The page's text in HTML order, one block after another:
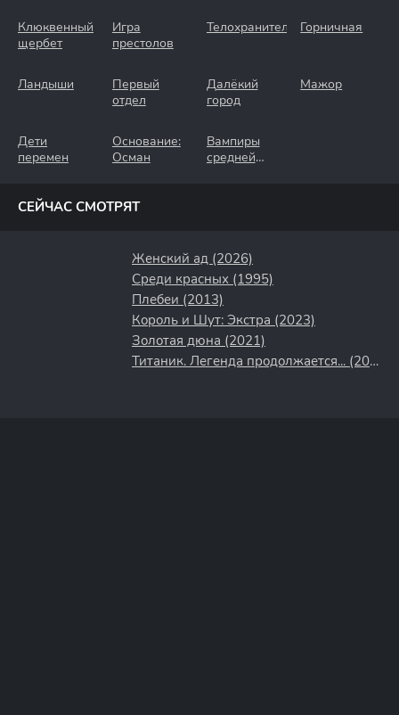
Клюквенный
щербет
Игра
престолов
Телохранители Горничная
Ландыши
Первый
отдел
Далёкий
город
Мажор
Дети
перемен
Основание:
Осман
Вампиры
средней
СЕЙЧАС СМОТРЯТ
Женский ад (2026)
Среди красных (1995)
Плебеи (2013)
Король и Шут: Экстра (2023)
Золотая дюна (2021)
Титаник. Легенда продолжается... (2000)